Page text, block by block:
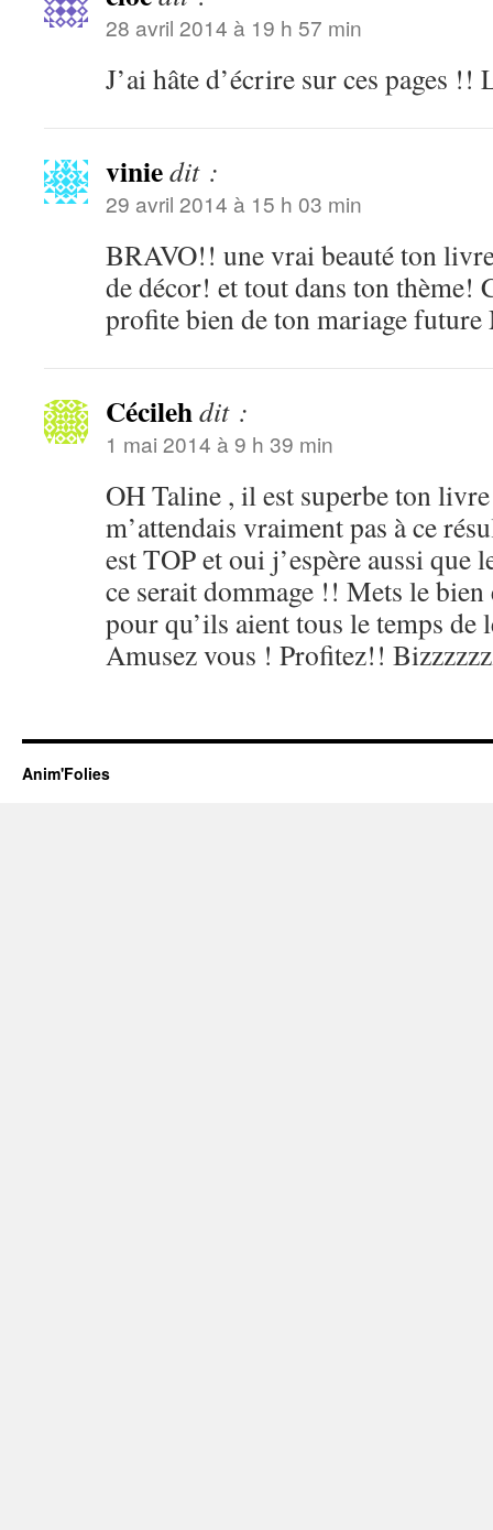
28 avril 2014 à 19 h 57 min
J’ai hâte d’écrire sur ces pages !!
viniedit :
29 avril 2014 à 15 h 03 min
BRAVO!! une vrai beauté ton
de décor! et tout dans ton thème!
profite bien de ton mariage
Cécilehdit :
1 mai 2014 à 9 h 39 min
OH Taline , il est superbe ton
m’attendais vraiment pas à ce
est TOP et oui j’espère aussi que
ce serait dommage !! Mets le
pour qu’ils aient tous le temps de
Amusez vous ! Profitez!!
Anim'Folies